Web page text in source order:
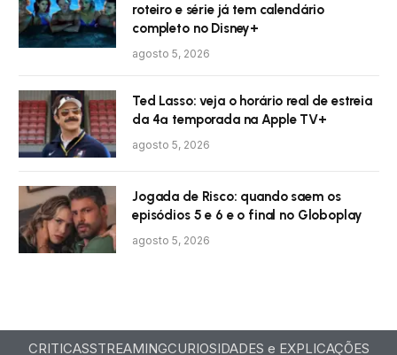
roteiro e série já tem calendário
completo no Disney+
agosto 5, 2026
Ted Lasso: veja o horário real de estreia
da 4ª temporada na Apple TV+
agosto 5, 2026
Jogada de Risco: quando saem os
episódios 5 e 6 e o final no Globoplay
agosto 5, 2026
CRITICASSTREAMINGCURIOSIDADES e EXPLICAÇÕES